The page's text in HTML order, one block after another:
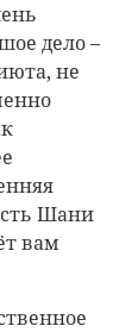
дело –
не
Шани
вам